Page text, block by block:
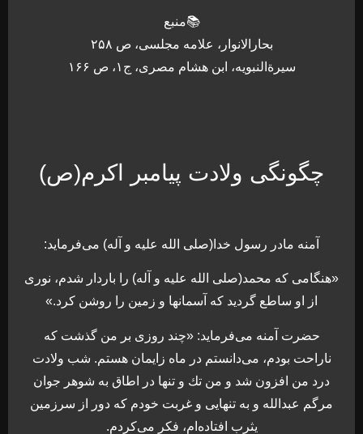
📚منبع
بحارالانوار، علامه مجلسی، ص ۲۵۸
سیرةالنبویه، ابن هشام مصری، ج۱، ص ۱۶۶
چگونگی ولادت پیامبر اکرم(ص)
آمنه مادر رسول خدا(صلى الله علیه و آله) مى‌فرماید:
«هنگامى كه محمد(صلى الله علیه و آله) را باردار شدم، نورى
از او ساطع گردید كه آسمانها و زمین را روشن كرد.»
حضرت آمنه مى‌فرماید: «چند روزى بر من گذشت كه
ناراحت بودم، مى‌دانستم در ماه زایمان هستم. شب ولادت
درد من افزون شد و من تك و تنها در اطاق به شوهر جوان
‌مرگم عبدالله و به تنهایى و غربت خودم كه دور از سرزمین
یثرب افتاده‌ام، فكر مى‌كردم.